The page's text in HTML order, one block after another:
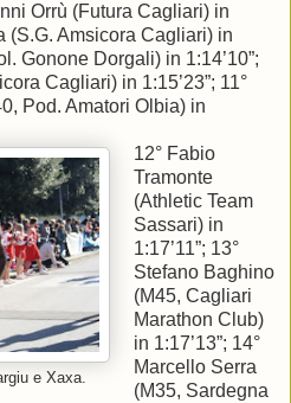
Orrù (Futura Cagliari) in
(S.G. Amsicora Cagliari) in
Gonone Dorgali) in 1:14’10”;
Cagliari) in 1:15’23”; 11°
Pod. Amatori Olbia) in
e Xaxa.
12° Fabio
Tramonte
(Athletic Team
Sassari) in
1:17’11”; 13°
Stefano Baghino
(M45, Cagliari
Marathon Club)
in 1:17’13”; 14°
Marcello Serra
(M35, Sardegna